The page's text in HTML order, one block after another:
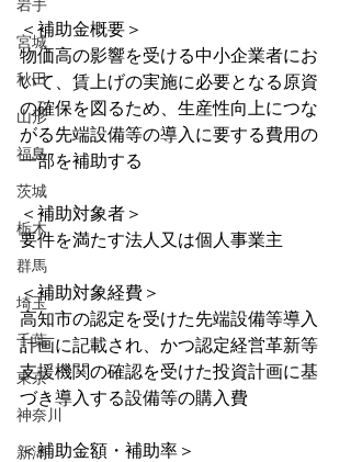
岩手
宮城
秋田
山形
福島
茨城
栃木
群馬
埼玉
千葉
東京
神奈川
新潟
＜補助金概要＞
物価高の影響を受ける中小企業者にお
いて、賃上げの実施に必要となる原資
の確保を図るため、生産性向上につな
がる先端設備等の導入に要する費用の
一部を補助する
＜補助対象者＞
要件を満たす法人又は個人事業主
＜補助対象経費＞
高知市の認定を受けた先端設備等導入
計画に記載され、かつ認定経営革新等
支援機関の確認を受けた投資計画に基
づき導入する設備等の購入費
＜補助金額・補助率＞